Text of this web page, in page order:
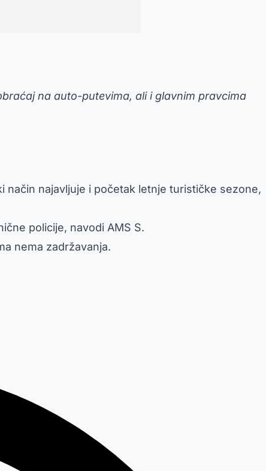
na auto-putevima, ali i glavnim pravcima
najavljuje i početak letnje turističke sezone,
policije, navodi AMS S.
nema zadržavanja.